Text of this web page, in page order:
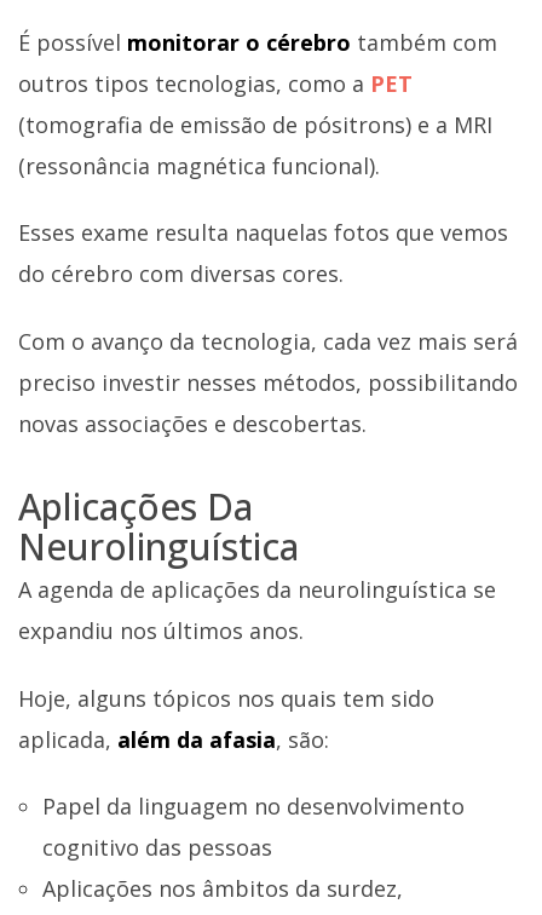
É possível monitorar o cérebro também com
outros tipos tecnologias, como a PET
(tomografia de emissão de pósitrons) e a MRI
(ressonância magnética funcional).
Esses exame resulta naquelas fotos que vemos
do cérebro com diversas cores.
Com o avanço da tecnologia, cada vez mais será
preciso investir nesses métodos, possibilitando
novas associações e descobertas.
Aplicações Da
Neurolinguística
A agenda de aplicações da neurolinguística se
expandiu nos últimos anos.
Hoje, alguns tópicos nos quais tem sido
aplicada, além da afasia, são:
Papel da linguagem no desenvolvimento
cognitivo das pessoas
Aplicações nos âmbitos da surdez,